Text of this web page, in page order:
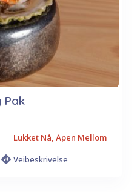
Pak
Lukket Nå, Åpen Mellom
Veibeskrivelse